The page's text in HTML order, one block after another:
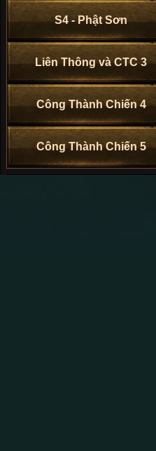
S4 - Phật Sơn
Liên Thông và CTC 3
Công Thành Chiến 4
Công Thành Chiến 5